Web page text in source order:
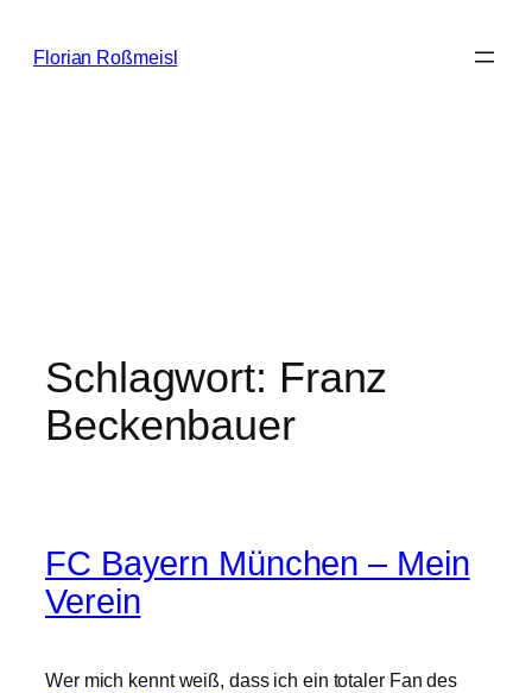
Inhalt
Florian Roßmeisl
Schlagwort: Franz
Beckenbauer
FC Bayern München – Mein
Verein
Wer mich kennt weiß, dass ich ein totaler Fan des